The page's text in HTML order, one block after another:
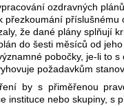
ozdravných
přezkoumání
že dané plány splňují
do šesti měsíců od
pobočky, je-li to
požadavkům
by s přiměřenou
instituce nebo skupiny,